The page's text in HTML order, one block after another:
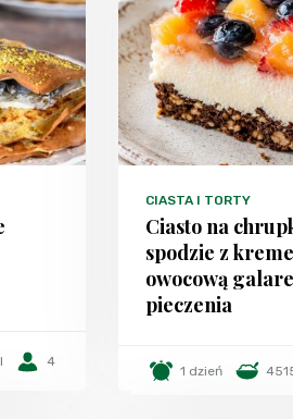
4
CIASTA I TORTY
Ciasto na
spodzie z
owocową
pieczenia
1 dzień